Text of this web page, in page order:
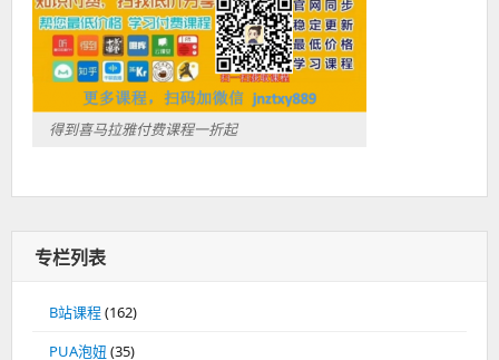
得到喜马拉雅付费课程一折起
专栏列表
B站课程(162)
PUA泡妞 (35)